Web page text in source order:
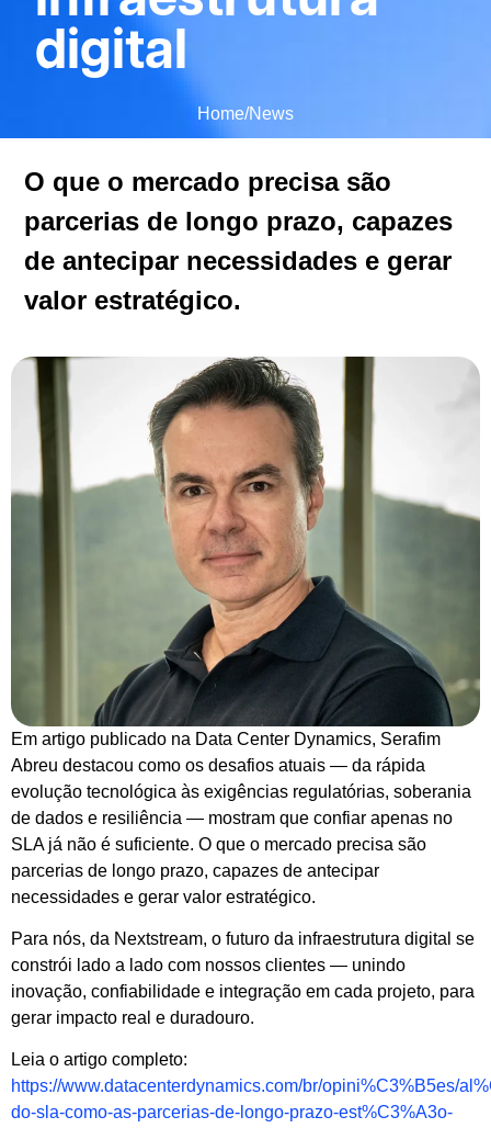
digital
Home/News
O que o mercado precisa são
parcerias de longo prazo, capazes
de antecipar necessidades e gerar
valor estratégico.
Em artigo publicado na Data Center Dynamics, Serafim
Abreu destacou como os desafios atuais — da rápida
evolução tecnológica às exigências regulatórias, soberania
de dados e resiliência — mostram que confiar apenas no
SLA já não é suficiente. O que o mercado precisa são
parcerias de longo prazo, capazes de antecipar
necessidades e gerar valor estratégico.
Para nós, da Nextstream, o futuro da infraestrutura digital se
constrói lado a lado com nossos clientes — unindo
inovação, confiabilidade e integração em cada projeto, para
gerar impacto real e duradouro.
Leia o artigo completo:
https://www.datacenterdynamics.com/br/opini%C3%B5es/
do-sla-como-as-parcerias-de-longo-prazo-est%C3%A3o-